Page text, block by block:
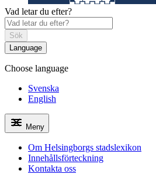
Helsingborgs stadslexikon
Vad letar du efter?
Sök
Language
Choose language
Svenska
English
Meny
Om Helsingborgs stadslexikon
Innehållsförteckning
Kontakta oss